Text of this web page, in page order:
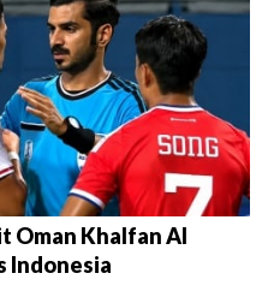
Oman Khalfan Al
Indonesia